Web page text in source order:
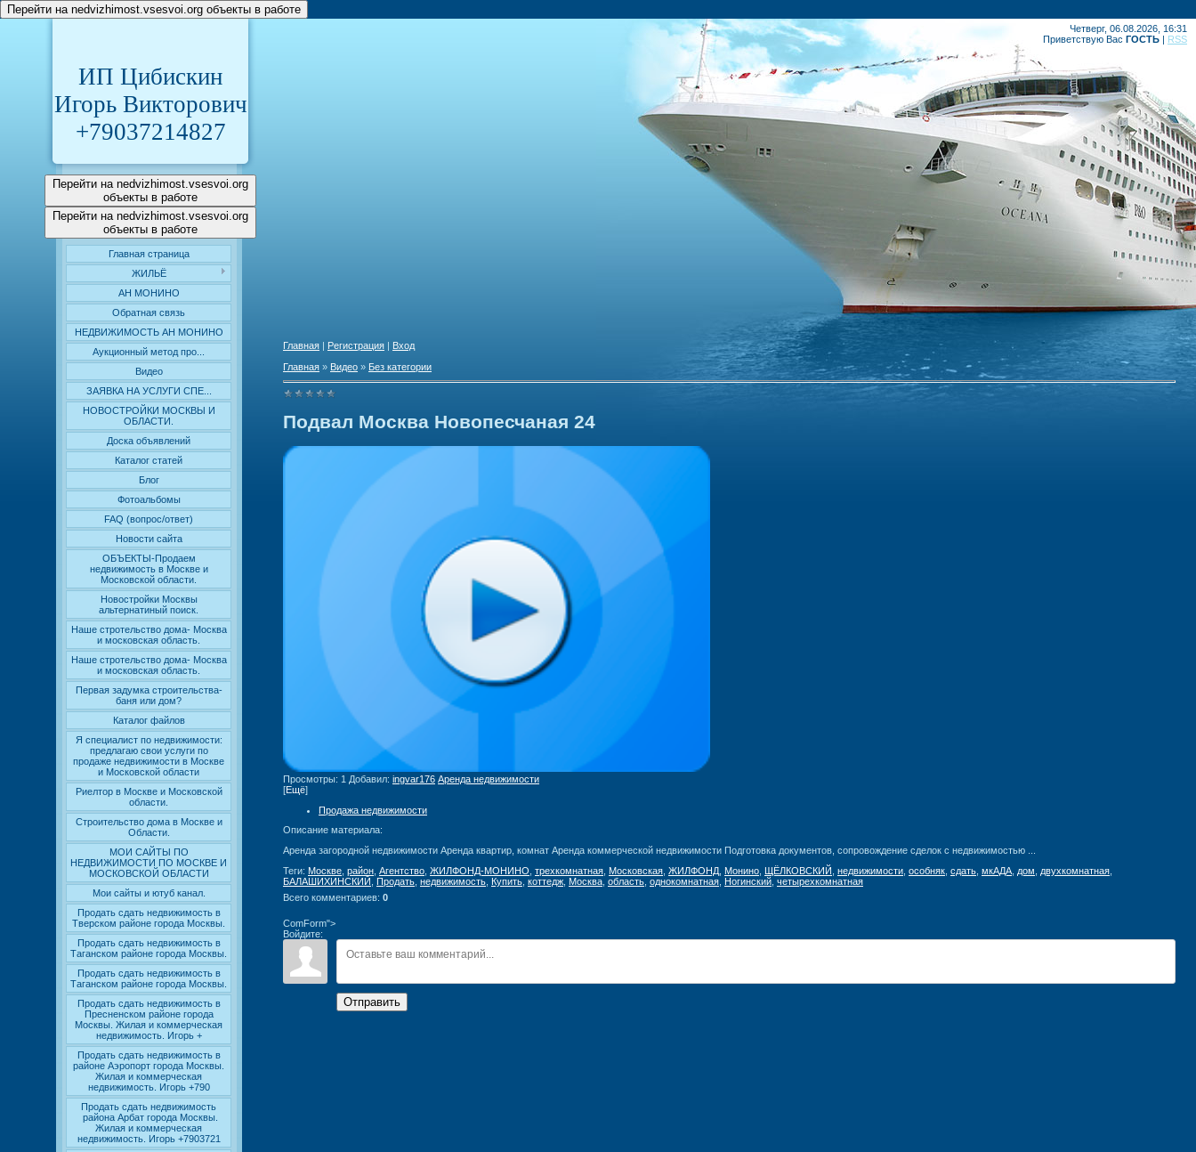
Перейти на nedvizhimost.vsesvoi.org объекты в работе
ИП Цибискин
Игорь Викторович
+79037214827
Перейти на nedvizhimost.vsesvoi.org
объекты в работе
Перейти на nedvizhimost.vsesvoi.org
объекты в работе
Главная страница
ЖИЛЬЁ
АН МОНИНО
Обратная связь
НЕДВИЖИМОСТЬ АН МОНИНО
Аукционный метод про...
Видео
ЗАЯВКА НА УСЛУГИ СПЕ...
НОВОСТРОЙКИ МОСКВЫ И
ОБЛАСТИ.
Доска объявлений
Каталог статей
Блог
Фотоальбомы
FAQ (вопрос/ответ)
Новости сайта
ОБЪЕКТЫ-Продаем
недвижимость в Москве и
Московской области.
Новостройки Москвы
альтернатиный поиск.
Наше стротельство дома- Москва
и московская область.
Наше стротельство дома- Москва
и московская область.
Первая задумка строительства-
баня или дом?
Каталог файлов
Я специалист по недвижимости:
предлагаю свои услуги по
продаже недвижимости в Москве
и Московской области
Риелтор в Москве и Московской
области.
Строительство дома в Москве и
Области.
МОИ САЙТЫ ПО
НЕДВИЖИМОСТИ ПО МОСКВЕ И
МОСКОВСКОЙ ОБЛАСТИ
Мои сайты и ютуб канал.
Продать сдать недвижимость в
Тверском районе города Москвы.
Продать сдать недвижимость в
Таганском районе города Москвы.
Продать сдать недвижимость в
Таганском районе города Москвы.
Продать сдать недвижимость в
Пресненском районе города
Москвы. Жилая и коммерческая
недвижимость. Игорь +
Продать сдать недвижимость в
районе Аэропорт города Москвы.
Жилая и коммерческая
недвижимость. Игорь +790
Продать сдать недвижимость
района Арбат города Москвы.
Жилая и коммерческая
недвижимость. Игорь +7903721
Четверг, 06.08.2026, 16:31
Приветствую Вас ГОСТЬ | RSS
Главная | Регистрация | Вход
Главная » Видео » Без категории
Подвал Москва Новопесчаная 24
Просмотры: 1 Добавил: ingvar176 Аренда недвижимости
[Ещё]
Продажа недвижимости
Описание материала:
Аренда загородной недвижимости Аренда квартир, комнат Аренда коммерческой недвижимости Подготовка документов, сопровождение сделок с недвижимостью ...
Теги: Москве район Агентство ЖИЛФОНД-МОНИНО трехкомнатная Московская ЖИЛФОНД Монино ЩЁЛКОВСКИЙ недвижимости особняк сдать мкАДА дом двухкомнатная
БАЛАШИХИНСКИЙ Продать недвижимость Купить коттедж Москва область однокомнатная Ногинский четырехкомнатная
Всего комментариев: 0
ComForm">
Войдите:
Отправить